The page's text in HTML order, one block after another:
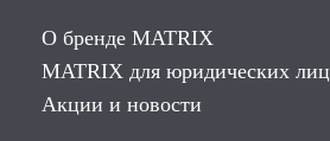
О бренде MATRIX
MATRIX для юридических лиц
Акции и новости